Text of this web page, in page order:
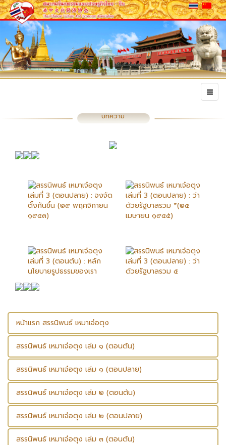
บทความ
หน้าแรก สรรนิพนธ์ เหมาเจ๋อตุง
สรรนิพนธ์ เหมาเจ๋อตุง เล่ม ๑ (ตอนต้น)
สรรนิพนธ์ เหมาเจ๋อตุง เล่ม ๑ (ตอนปลาย)
สรรนิพนธ์ เหมาเจ๋อตุง เล่ม ๒ (ตอนต้น)
สรรนิพนธ์ เหมาเจ๋อตุง เล่ม ๒ (ตอนปลาย)
สรรนิพนธ์ เหมาเจ๋อตุง เล่ม ๓ (ตอนต้น)